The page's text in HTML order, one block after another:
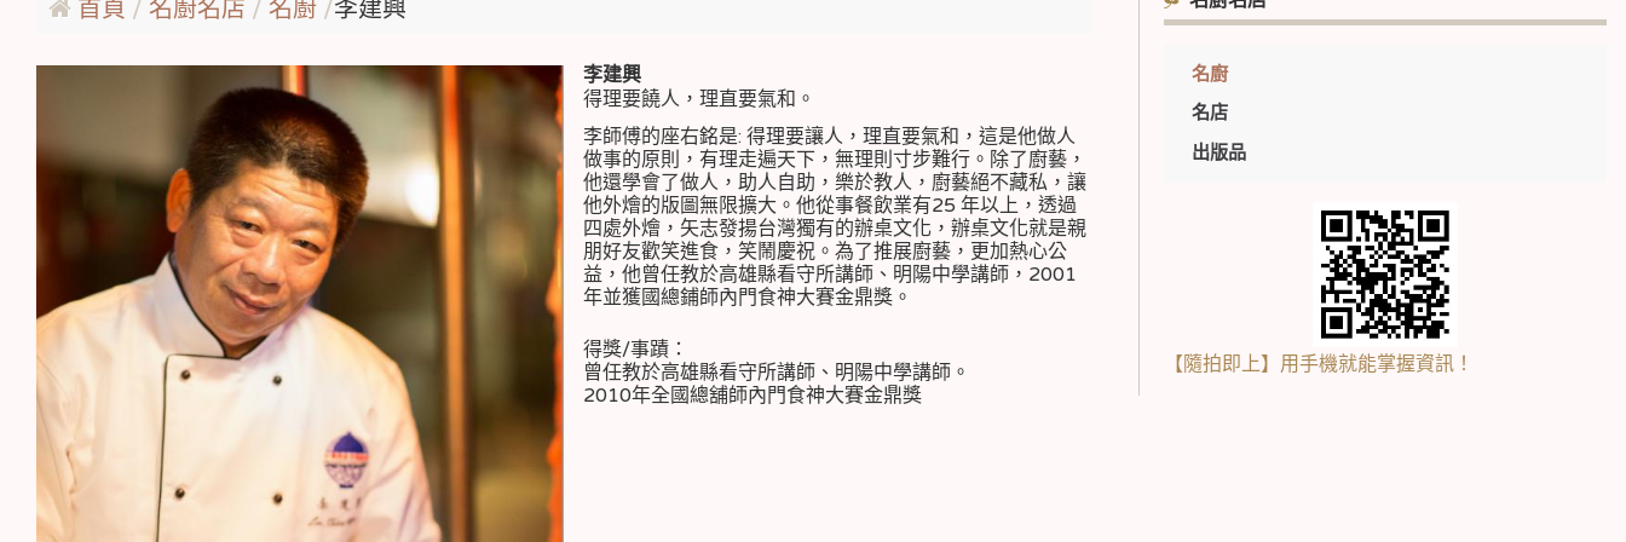
名廚
名店
出版品
【隨拍即上】用手機就能掌握資訊！
首頁 名廚名店 名廚 李建興
李建興
得理要饒人，理直要氣和。
李師傅的座右銘是: 得理要讓人，理直要氣和，這是他做人
做事的原則，有理走遍天下，無理則寸步難行。除了廚藝，
他還學會了做人，助人自助，樂於教人，廚藝絕不藏私，讓
他外燴的版圖無限擴大。他從事餐飲業有25 年以上，透過
四處外燴，矢志發揚台灣獨有的辦桌文化，辦桌文化就是親
朋好友歡笑進食，笑鬧慶祝。為了推展廚藝，更加熱心公
益，他曾任教於高雄縣看守所講師、明陽中學講師，2001
年並獲國總鋪師內門食神大賽金鼎獎。
得獎/事蹟：
曾任教於高雄縣看守所講師、明陽中學講師。
2010年全國總舖師內門食神大賽金鼎獎